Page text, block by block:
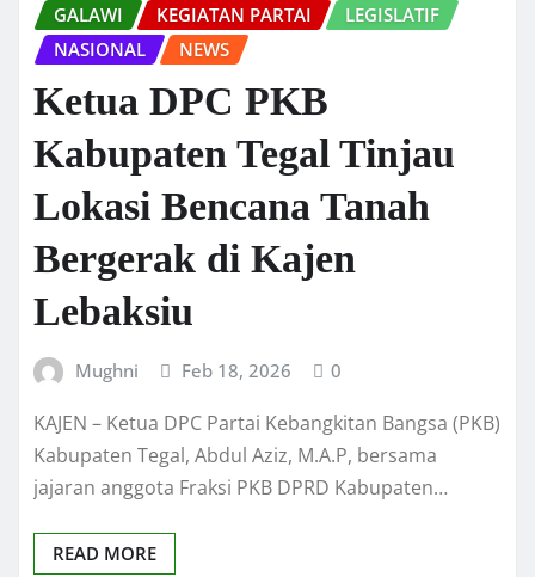
GALAWI KEGIATAN PARTAI
LEGISLATIF
NASIONAL
NEWS
Ketua DPC PKB
Kabupaten Tegal Tinjau
Lokasi Bencana Tanah
Bergerak di Kajen
Lebaksiu
Mughni Feb 18, 2026 0
KAJEN – Ketua DPC Partai Kebangkitan Bangsa (PKB)
Kabupaten Tegal, Abdul Aziz, M.A.P, bersama
jajaran anggota Fraksi PKB DPRD Kabupaten…
READ MORE